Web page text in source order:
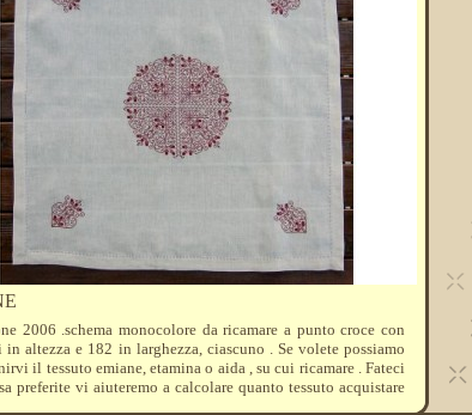
2006 .schema monocolore da ricamare a punto croce con
in altezza e 182 in larghezza, ciascuno . Se volete possiamo
il tessuto emiane, etamina o aida , su cui ricamare . Fateci
preferite vi aiuteremo a calcolare quanto tessuto acquistare